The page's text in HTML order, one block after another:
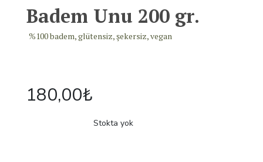
Badem Unu 200 gr.
%100 badem, glütensiz, şekersiz, vegan
180,00₺
Stokta yok